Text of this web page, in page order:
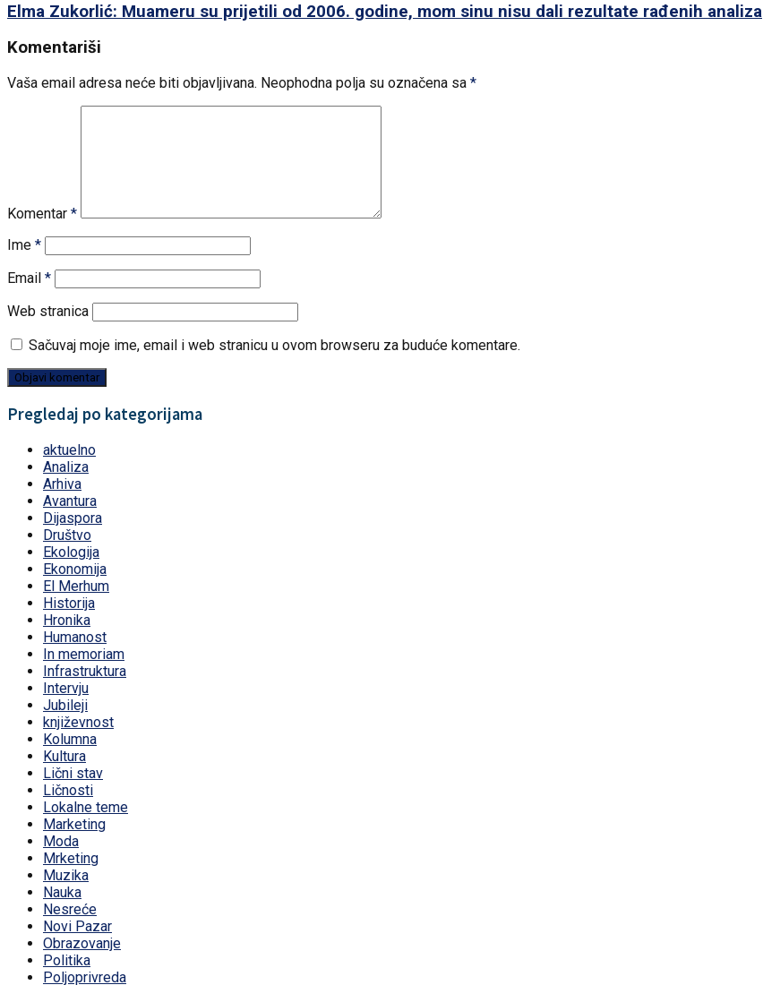
Elma Zukorlić: Muameru su prijetili od 2006. godine, mom sinu nisu dali rezultate rađenih analiza
Komentariši
Vaša email adresa neće biti objavljivana. Neophodna polja su označena sa *
Komentar *
Ime *
Email *
Web stranica
Sačuvaj moje ime, email i web stranicu u ovom browseru za buduće komentare.
Pregledaj po kategorijama
aktuelno
Analiza
Arhiva
Avantura
Dijaspora
Društvo
Ekologija
Ekonomija
El Merhum
Historija
Hronika
Humanost
In memoriam
Infrastruktura
Intervju
Jubileji
književnost
Kolumna
Kultura
Lični stav
Ličnosti
Lokalne teme
Marketing
Moda
Mrketing
Muzika
Nauka
Nesreće
Novi Pazar
Obrazovanje
Politika
Poljoprivreda